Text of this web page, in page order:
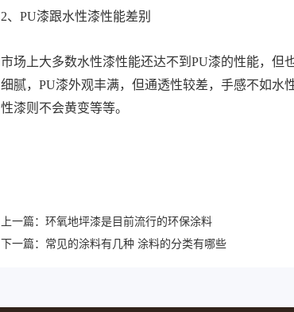
2、PU漆跟水性漆性能差别
市场上大多数水性漆性能还达不到PU漆的性能，但
细腻，PU漆外观丰满，但通透性较差，手感不如水
性漆则不会黄变等等。
上一篇： 环氧地坪漆是目前流行的环保涂料
下一篇： 常见的涂料有几种 涂料的分类有哪些